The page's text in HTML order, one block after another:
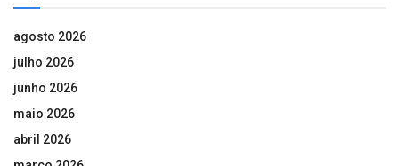
agosto 2026
julho 2026
junho 2026
maio 2026
abril 2026